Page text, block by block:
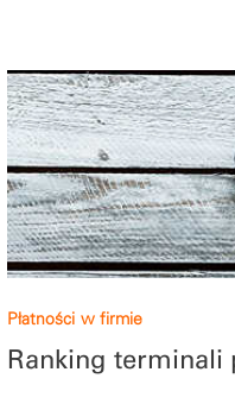
Płatności w firmie
Ranking terminali